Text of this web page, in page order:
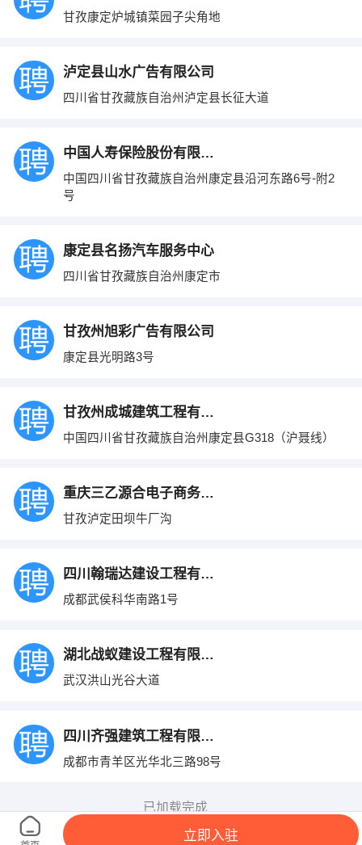
甘孜康定炉城镇菜园子尖角地
泸定县山水广告有限公司
四川省甘孜藏族自治州泸定县长征大道
中国人寿保险股份有限公司康定市支公司
中国四川省甘孜藏族自治州康定县沿河东路6号-附2
号
康定县名扬汽车服务中心
四川省甘孜藏族自治州康定市
甘孜州旭彩广告有限公司
康定县光明路3号
甘孜州成城建筑工程有限公司
中国四川省甘孜藏族自治州康定县G318（沪聂线）
重庆三乙源合电子商务有限公司
甘孜泸定田坝牛厂沟
四川翰瑞达建设工程有限公司
成都武侯科华南路1号
湖北战蚁建设工程有限公司
武汉洪山光谷大道
四川齐强建筑工程有限公司
成都市青羊区光华北三路98号
立即入驻
已加载完成